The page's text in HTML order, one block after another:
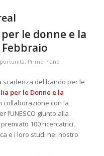
le donne e la
Febbraio
, Primo Piano
scadenza del bando per le
per le Donne e la
collaborazione con la
l’UNESCO giunto alla
100 ricercatrici,
e i loro studi nel nostro